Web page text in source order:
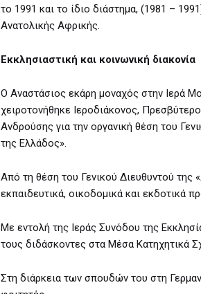
το 1991 και το ίδιο διάστημα, (1981 –
Ανατολικής Αφρικής.
Εκκλησιαστική και κοινωνική διακονία
Ο Αναστάσιος εκάρη μοναχός στην Ιερά
χειροτονήθηκε Ιεροδιάκονος,
Aνδρούσης για την οργανική θέση του
της Eλλάδος».
Από τη θέση του Γενικού Διευθυντού της
εκπαιδευτικά, οικοδομικά και εκδοτικά
Με εντολή της Ιεράς Συνόδου της
τους διδάσκοντες στα Μέσα Κατηχητικά
Στη διάρκεια των σπουδών του στη